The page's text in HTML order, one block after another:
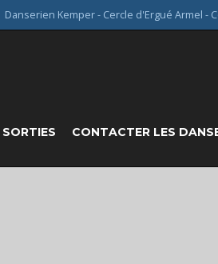
Danserien Kemper - Cercle d'Ergué Armel -
SORTIES CONTACTER LES